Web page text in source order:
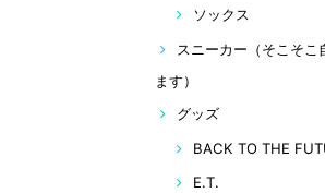
ソックス
スニーカー（そこそこ
ます）
グッズ
BACK TO THE
E.T.